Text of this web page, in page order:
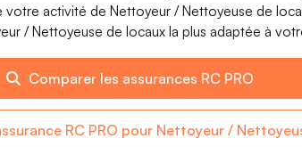
votre activité de Nettoyeur / Nettoyeuse de
/ Nettoyeuse de locaux la plus adaptée à
Comparer les assurances RC PRO
RC PRO pour Nettoyeur /